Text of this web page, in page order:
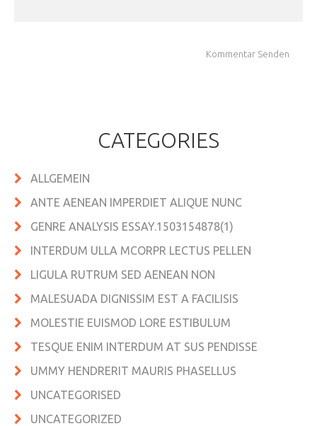
CATEGORIES
ALLGEMEIN
ANTE AENEAN IMPERDIET ALIQUE NUNC
GENRE ANALYSIS ESSAY.1503154878(1)
INTERDUM ULLA MCORPR LECTUS PELLEN
LIGULA RUTRUM SED AENEAN NON
MALESUADA DIGNISSIM EST A FACILISIS
MOLESTIE EUISMOD LORE ESTIBULUM
TESQUE ENIM INTERDUM AT SUS PENDISSE
UMMY HENDRERIT MAURIS PHASELLUS
UNCATEGORISED
UNCATEGORIZED